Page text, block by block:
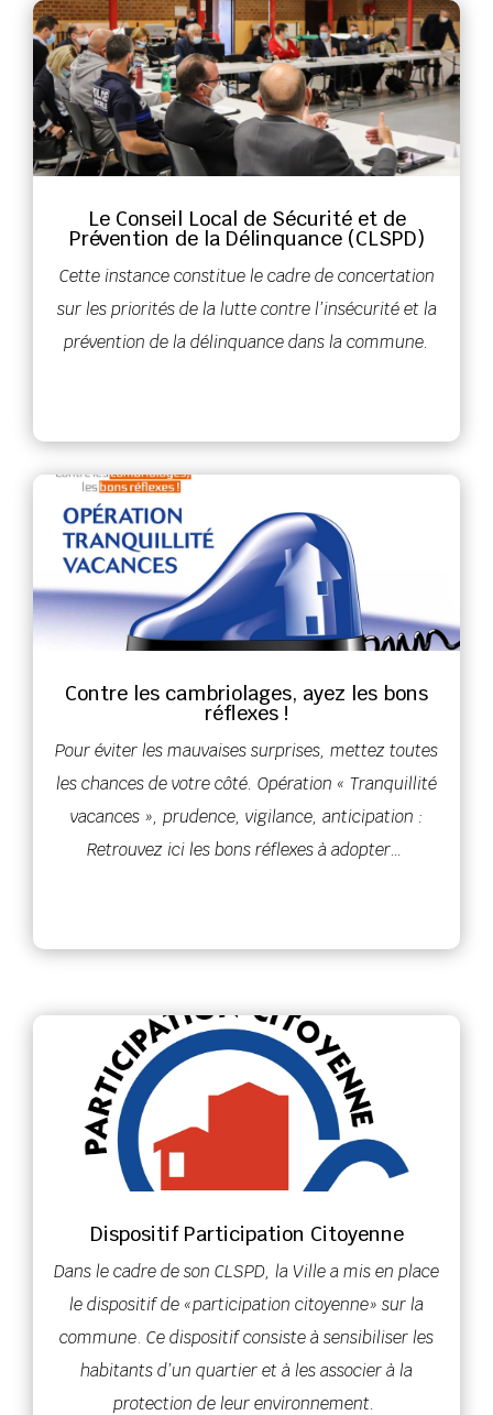
Le Conseil Local de Sécurité et de
Prévention de la Délinquance (CLSPD)
Cette instance constitue le cadre de concertation
sur les priorités de la lutte contre l’insécurité et la
prévention de la délinquance dans la commune.
Contre les cambriolages, ayez les bons
réflexes !
Pour éviter les mauvaises surprises, mettez toutes
les chances de votre côté. Opération « Tranquillité
vacances », prudence, vigilance, anticipation :
Retrouvez ici les bons réflexes à adopter…
Dispositif Participation Citoyenne
Dans le cadre de son CLSPD, la Ville a mis en place
le dispositif de «participation citoyenne» sur la
commune Ce dispositif consiste à sensibiliser les
habitants d’un quartier et à les associer à la
protection de leur environnement.